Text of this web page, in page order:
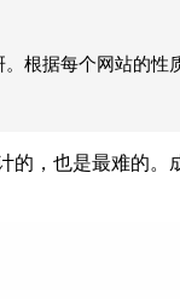
根据每个网站的
也是最难的。